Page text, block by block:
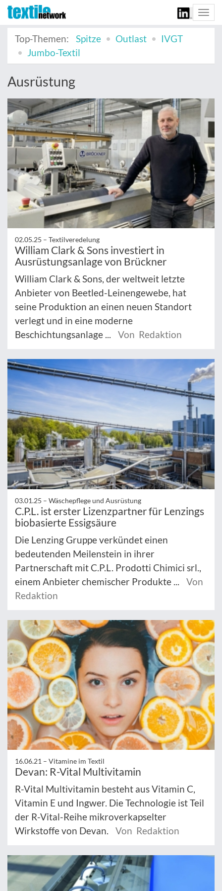
Top-Themen:
Spitze Outlast
IVGT
Jumbo-Textil
Ausrüstung
02.05.25 – Textilveredelung
William Clark & Sons investiert in
Ausrüstungsanlage von Brückner
William Clark & Sons, der weltweit letzte
Anbieter von Beetled-Leinengewebe, hat
seine Produktion an einen neuen Standort
verlegt und in eine moderne
Beschichtungsanlage ...
Von Redaktion
03.01.25 – Wäschepflege und Ausrüstung
C.P.L. ist erster Lizenzpartner für Lenzings
biobasierte Essigsäure
Die Lenzing Gruppe verkündet einen
bedeutenden Meilenstein in ihrer
Partnerschaft mit C.P.L. Prodotti Chimici srl.,
einem Anbieter chemischer Produkte ...
Von
Redaktion
16.06.21 – Vitamine im Textil
Devan: R-Vital Multivitamin
R-Vital Multivitamin besteht aus Vitamin C,
Vitamin E und Ingwer. Die Technologie ist Teil
der R-Vital-Reihe mikroverkapselter
Wirkstoffe von Devan.
Von Redaktion